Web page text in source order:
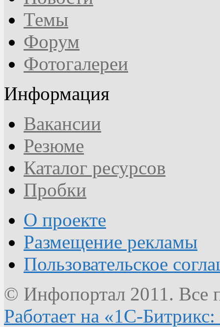
Темы
Форум
Фотогалереи
Информация
Вакансии
Резюме
Каталог ресурсов
Пробки
О проекте
Размещение рекламы
Пользовательское
© Инфопортал 2011. Все
Работает на «1С-